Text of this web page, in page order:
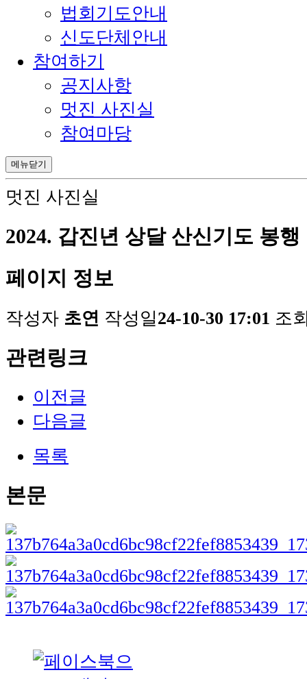
법회기도안내
신도단체안내
참여하기
공지사항
멋진 사진실
참여마당
메뉴닫기
멋진 사진실
2024. 갑진년 상달 산신기도 봉행
페이지 정보
작성자 초연 작성일24-10-30 17:01 조
관련링크
이전글
다음글
목록
본문